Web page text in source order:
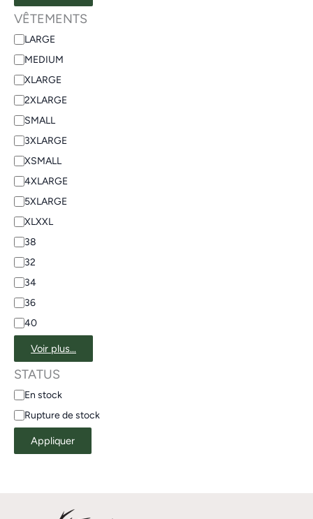
VÊTEMENTS
LARGE
MEDIUM
XLARGE
2XLARGE
SMALL
3XLARGE
XSMALL
4XLARGE
5XLARGE
XLXXL
38
32
34
36
40
Voir plus…
STATUS
En stock
Rupture de stock
Appliquer